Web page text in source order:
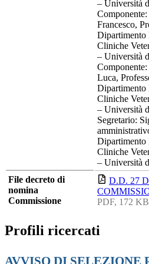
– Università
Francesco,
Dipartimento
Cliniche
– Università
Luca,
Dipartimento
Cliniche
– Università
Segretario:
Dipartimento
Cliniche
– Università
File decreto di
nomina
Commissione
D.D. 27
PDF, 172 KB
Profili ricercati
AVVISO DI SELEZIONE